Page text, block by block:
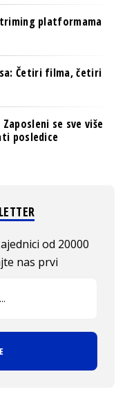
platformama
Četiri filma, četiri
se sve više
posledice
od 20000
nas prvi